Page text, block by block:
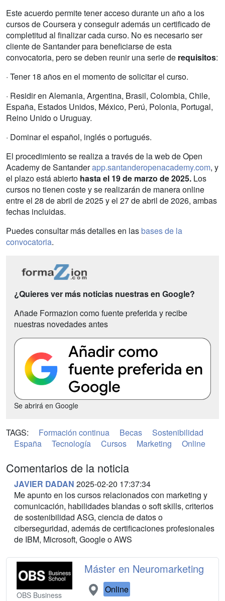
Este acuerdo permite tener acceso durante un año a los
cursos de Coursera y conseguir además un certificado de
completitud al finalizar cada curso. No es necesario ser
cliente de Santander para beneficiarse de esta
convocatoria, pero se deben reunir una serie de requisitos:
· Tener 18 años en el momento de solicitar el curso.
· Residir en Alemania, Argentina, Brasil, Colombia, Chile,
España, Estados Unidos, México, Perú, Polonia, Portugal,
Reino Unido o Uruguay.
· Dominar el español, inglés o portugués.
El procedimiento se realiza a través de la web de Open
Academy de Santanderapp.santanderopenacademy.com, y
el plazo está abierto hasta el 19 de marzo de 2025. Los
cursos no tienen coste y se realizarán de manera online
entre el 28 de abril de 2025 y el 27 de abril de 2026, ambas
fechas incluidas.
Puedes consultar más detalles en lasbases de la
convocatoria.
¿Quieres ver más noticias nuestras en Google?
Añade Formazion como fuente preferida y recibe
nuestras novedades antes
Se abrirá en Google
TAGS: Formación continua Becas
Sostenibilidad
España
Tecnología Cursos Marketing Online
Comentarios de la noticia
JAVIER DADAN 2025-02-20 17:37:34
Me apunto en los cursos relacionados con marketing y
comunicación, habilidades blandas o soft skills, criterios
de sostenibilidad ASG, ciencia de datos o
ciberseguridad, además de certificaciones profesionales
de IBM, Microsoft, Google o AWS
OBS Business
Máster en Neuromarketing
Online